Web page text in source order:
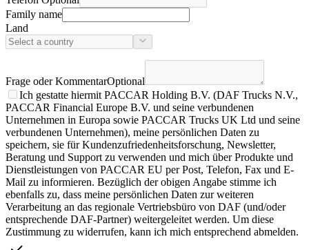
Family name
Land
Frage oder KommentarOptional
Ich gestatte hiermit PACCAR Holding B.V. (DAF Trucks N.V.,
PACCAR Financial Europe B.V. und seine verbundenen
Unternehmen in Europa sowie PACCAR Trucks UK Ltd und seine
verbundenen Unternehmen), meine persönlichen Daten zu
speichern, sie für Kundenzufriedenheitsforschung, Newsletter,
Beratung und Support zu verwenden und mich über Produkte und
Dienstleistungen von PACCAR EU per Post, Telefon, Fax und E-
Mail zu informieren. Bezüglich der obigen Angabe stimme ich
ebenfalls zu, dass meine persönlichen Daten zur weiteren
Verarbeitung an das regionale Vertriebsbüro von DAF (und/oder
entsprechende DAF-Partner) weitergeleitet werden. Um diese
Zustimmung zu widerrufen, kann ich mich entsprechend abmelden.